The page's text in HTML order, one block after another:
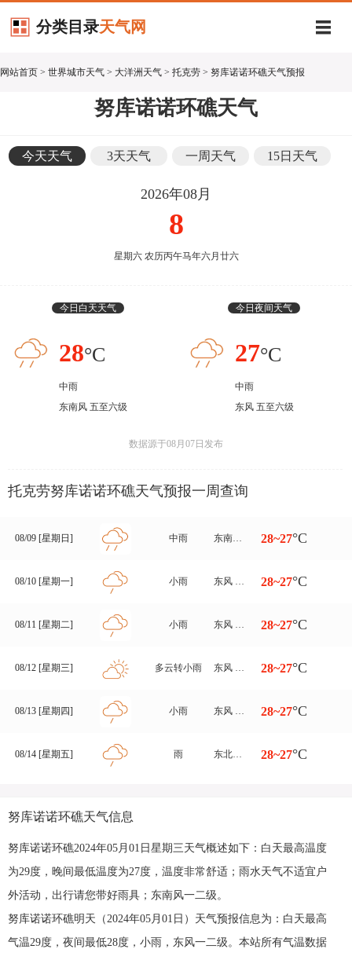
分类目录天气网
网站首页 > 世界城市天气 > 大洋洲天气 > 托克劳 > 努库诺诺环礁天气预报
努库诺诺环礁天气
今天天气 3天天气 一周天气 15日天气
2026年08月
8
星期六 农历丙午马年六月廿六
今日白天天气
28°C
中雨
东南风 五至六级
今日夜间天气
27°C
中雨
东风 五至六级
数据源于08月07日发布
托克劳努库诺诺环礁天气预报一周查询
08/09 [星期日] 中雨 东南风转东风 五至六级 28~27°C
08/10 [星期一] 小雨 东风 四至五级 28~27°C
08/11 [星期二] 小雨 东风 五至六级 28~27°C
08/12 [星期三] 多云转小雨 东风 四至五级 28~27°C
08/13 [星期四] 小雨 东风 四至五级 28~27°C
08/14 [星期五] 雨 东北风转东风 四至五级 28~27°C
努库诺诺环礁天气信息
努库诺诺环礁2024年05月01日星期三天气概述如下：白天最高温度
为29度，晚间最低温度为27度，温度非常舒适；雨水天气不适宜户
外活动，出行请您带好雨具；东南风一二级。
努库诺诺环礁明天（2024年05月01日）天气预报信息为：白天最高
气温29度，夜间最低28度，小雨，东风一二级。本站所有气温数据